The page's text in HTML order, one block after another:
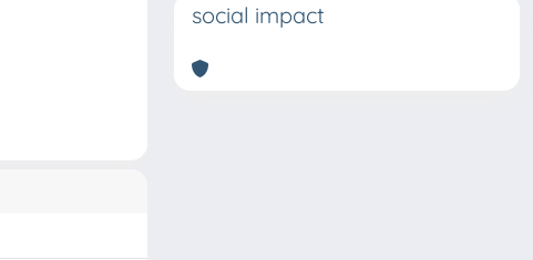
social impact